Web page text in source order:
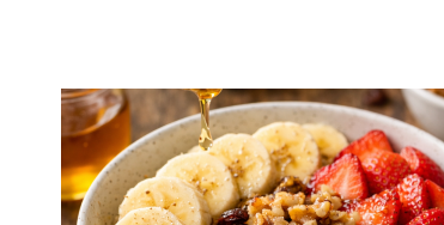
CENNET
HURMALI
CHIA
PUDING